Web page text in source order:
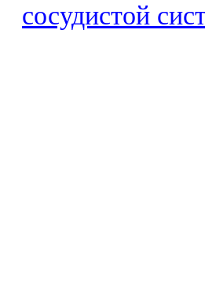
сосудистой